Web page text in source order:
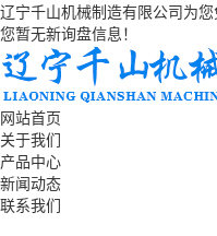
辽宁千山机械制造有限公司为
您暂无新询盘信息！
网站首页
关于我们
产品中心
新闻动态
联系我们